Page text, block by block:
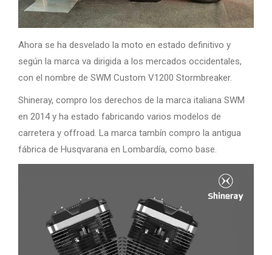
Ahora se ha desvelado la moto en estado definitivo y
según la marca va dirigida a los mercados occidentales,
con el nombre de SWM Custom V1200 Stormbreaker.
Shineray, compro los derechos de la marca italiana SWM
en 2014 y ha estado fabricando varios modelos de
carretera y offroad. La marca tambín compro la antigua
fábrica de Husqvarana en Lombardía, como base.